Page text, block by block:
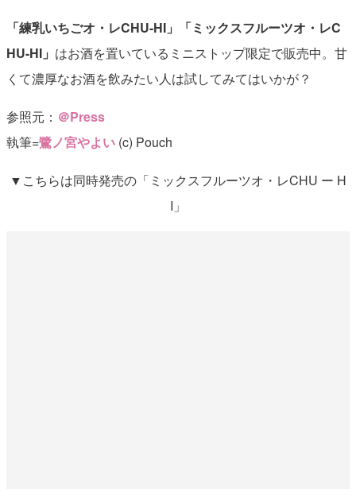
「練乳いちごオ・レCHU-HI」「ミックスフルーツオ・レC
HU-HI」 はお酒を置いているミニストップ限定で販売中。甘
くて濃厚なお酒を飲みたい人は試してみてはいかが？
参照元： ＠Press
執筆=鷺ノ宮やよい(c) Pouch
▼こちらは同時発売の「ミックスフルーツオ・レCHU ー H
I」